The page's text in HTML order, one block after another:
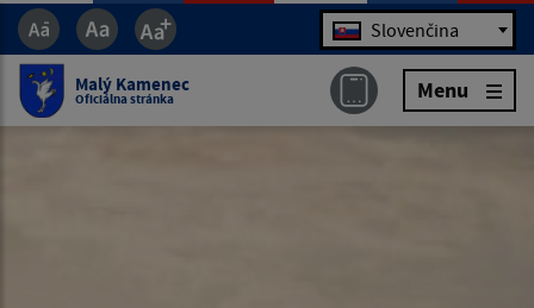
Jazyk Slovenčina
Malý Kamenec
Oficiálna stránka Menu